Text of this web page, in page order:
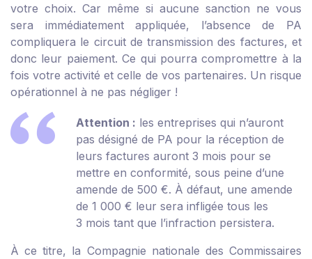
votre choix. Car même si aucune sanction ne vous
sera immédiatement appliquée, l’absence de PA
compliquera le circuit de transmission des factures, et
donc leur paiement. Ce qui pourra compromettre à la
fois votre activité et celle de vos partenaires. Un risque
opérationnel à ne pas négliger !
Attention : les entreprises qui n’auront
pas désigné de PA pour la réception de
leurs factures auront 3 mois pour se
mettre en conformité, sous peine d’une
amende de 500 €. À défaut, une amende
de 1 000 € leur sera infligée tous les
3 mois tant que l’infraction persistera.
À ce titre, la Compagnie nationale des Commissaires